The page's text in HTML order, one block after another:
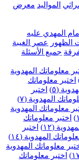
المواليد معرض
المهدي عليه
الظهور
عصر الغيبة
جميع الأسئلة
معلوماتك المهدوية
اختبر معلوماتك
(٥)
اختبر
المهدوية (٧)
معلوماتك المهدوية
اختبر معلوماتك
(١٢)
اختبر
المهدوية (١٤)
معلوماتك المهدوية
اختبر معلوماتك